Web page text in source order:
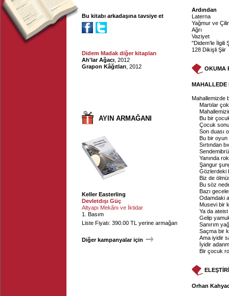
Bu kitabı arkadaşına tavsiye et
Didem Madak diğer kitapları
Ah'lar Ağacı , 2012
Grapon Kâğıtları , 2012
AYIN ARMAĞANI
Keller Easterling
Devletdışı Güç
Altyapı Mekânı ve İktidar
1. Basım
Liste Fiyatı: 390.00 TL yerine armağan
Diğer kampanyalar için
Ardından
Laterna
Yağmur ve
Ağrı
Vaziyet
"Didem'le İlgili
128 Dikişli Şiir
OKUMA
MAHALLEDE
Mahallemizde
Martılar
Bu bir
Çocuk
Son duası
Bu bir oyun
Sırtından
Yanında
Şangur
Gözlerdeki
Biz de
Bu söz
Bazı
Odamdaki
Musevi bir
Ya da
Gelip
Sanırım
Saçma bir
Ama iyidir
İyidir
Bir çocuk
Orhan